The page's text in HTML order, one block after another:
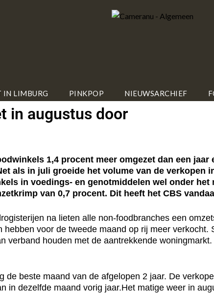
IN LIMBURG PINKPOP NIEUWSARCHIEF
in augustus door
1,4 procent meer omgezet dan een jaar
als in juli groeide het volume van de verkopen
in voedings- en genotmiddelen wel onder het
van 0,7 procent. Dit heeft het CBS
na lieten alle non-foodbranches een
voor de tweede maand op rij meer verkocht.
verband houden met de aantrekkende woningmarkt.
de beste maand van de afgelopen 2 jaar. De
in dezelfde maand vorig jaar.Het matige weer in